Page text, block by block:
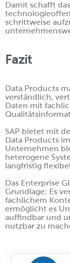
Damit schafft
schrittweise
Fazit
Data Products
verständlich,
Daten mit
SAP bietet mit
Data Products
Unternehmen
heterogene
langfristig
Das Enterprise
Grundlage: Es
fachlichem
ermöglicht es
auffindbar und
nutzbar zu